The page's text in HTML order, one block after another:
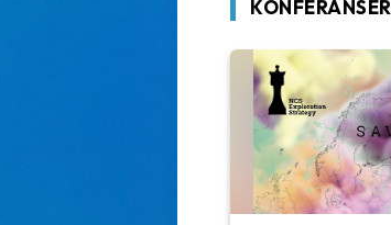
KONFERANSER